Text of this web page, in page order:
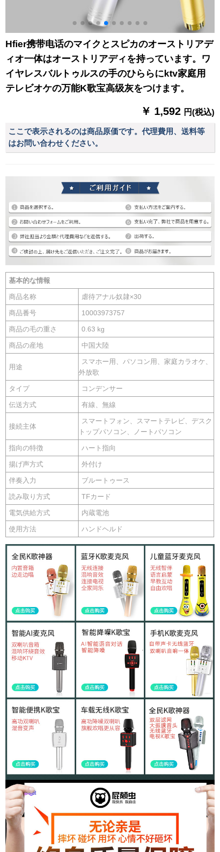
Hfier携带电话のマイクとスピカのオーストリアデ
ィオ一体はオーストリアディを持っています。ワ
イヤレスバルトゥルスの手のひららにktv家庭用
テレビオケの万能K歌宝高级灰をつけます。
￥ 1,592 円(税込)
ここで表示されるのは商品原価です。代理費用、送料等
はお問い合わせください。
基本的な情報
商品名称 虐待アナル奴隷×30
商品番号 10003973757
商品の毛の重さ 0.63 kg
商品の産地 中国大陸
用途
スマホー用、パソコン用、家庭カラオケ、
外放歌
タイプ コンデンサー
伝送方式 有線、無線
接続主体
スマートフォン、スマートテレビ、デスク
トップパソコン、ノートパソコン
指向の特徴 ハート指向
揚げ声方式 外付け
伴奏入力 ブルートゥース
読み取り方式 TFカード
電気供給方式 内蔵電池
使用方法 ハンドヘルド